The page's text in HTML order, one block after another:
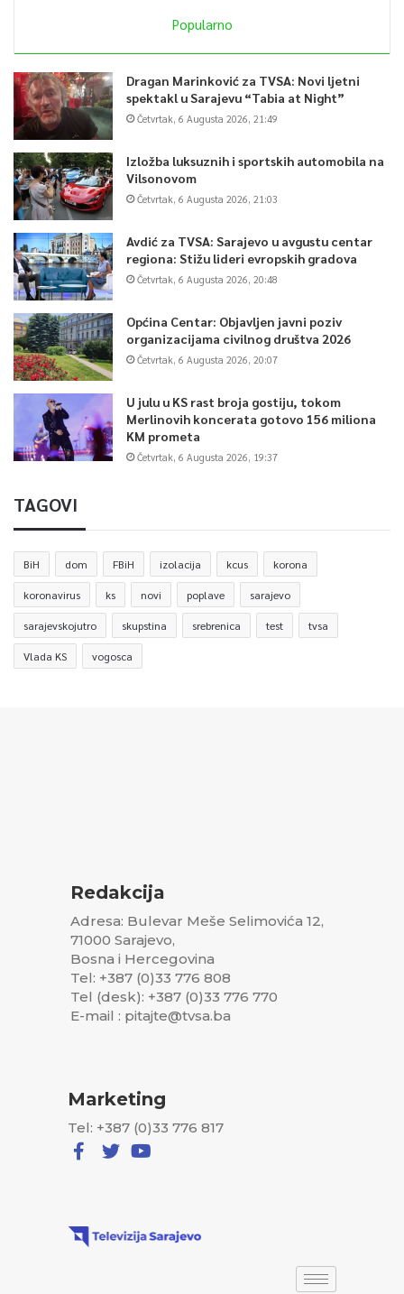
Popularno
Dragan Marinković za TVSA: Novi ljetni
spektakl u Sarajevu “Tabia at Night”
Četvrtak, 6 Augusta 2026, 21:49
Izložba luksuznih i sportskih automobila na
Vilsonovom
Četvrtak, 6 Augusta 2026, 21:03
Avdić za TVSA: Sarajevo u avgustu centar
regiona: Stižu lideri evropskih gradova
Četvrtak, 6 Augusta 2026, 20:48
Općina Centar: Objavljen javni poziv
organizacijama civilnog društva 2026
Četvrtak, 6 Augusta 2026, 20:07
U julu u KS rast broja gostiju, tokom
Merlinovih koncerata gotovo 156 miliona
KM prometa
Četvrtak, 6 Augusta 2026, 19:37
TAGOVI
BiH dom FBiH izolacija kcus korona
koronavirus ks novi poplave sarajevo
sarajevskojutro skupstina srebrenica test tvsa
Vlada KS vogosca
Redakcija
Adresa: Bulevar Meše Selimovića 12,
71000 Sarajevo,
Bosna i Hercegovina
Tel: +387 (0)33 776 808
Tel (desk): +387 (0)33 776 770
E-mail : pitajte@tvsa.ba
Marketing
Tel: +387 (0)33 776 817